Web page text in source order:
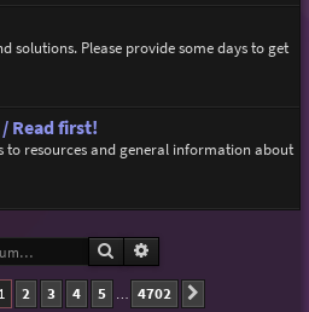
solutions. Please provide some days to get
Read first!
to resources and general information about
Search
1of4702
1 2 3 4 5 … 4702